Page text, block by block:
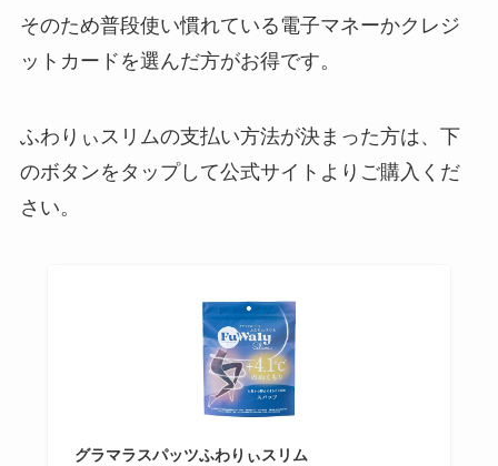
そのため普段使い慣れている電子マネーかクレジ
ットカードを選んだ方がお得です。
ふわりぃスリムの支払い方法が決まった方は、下
のボタンをタップして公式サイトよりご購入くだ
さい。
グラマラスパッツふわりぃスリム